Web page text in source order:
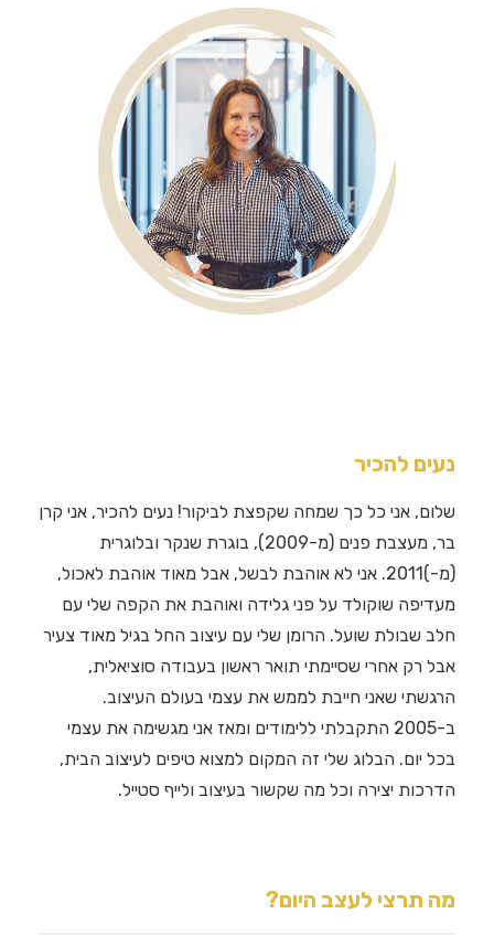
נעים להכיר
שלום, אני כל כך שמחה שקפצת לביקור! נעים להכיר, אני קרן
בר, מעצבת פנים (מ-2009), בוגרת שנקר ובלוגרית
(מ-)2011. אני לא אוהבת לבשל, אבל מאוד אוהבת לאכול,
מעדיפה שוקולד על פני גלידה ואוהבת את הקפה שלי עם
חלב שבולת שועל. הרומן שלי עם עיצוב החל בגיל מאוד צעיר
אבל רק אחרי שסיימתי תואר ראשון בעבודה סוציאלית,
הרגשתי שאני חייבת לממש את עצמי בעולם העיצוב.
ב-2005 התקבלתי ללימודים ומאז אני מגשימה את עצמי
בכל יום. הבלוג שלי זה המקום למצוא טיפים לעיצוב הבית,
הדרכות יצירה וכל מה שקשור בעיצוב ולייף סטייל.
מה תרצי לעצב היום?